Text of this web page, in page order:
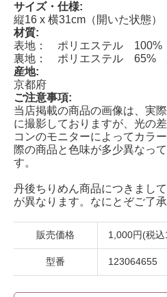
サイズ・仕様:
縦16 x 横31cm（開いた状態）
材質:
表地： ポリエステル 100%
裏地： ポリエステル
産地:
京都府
ご注意事項:
当店掲載の商品の画像は、実
に撮影しておりますが、光の
コンのモニターによってカラ
際の商品と色味が多少異なっ
す。
丹後ちりめん商品につきまし
が異なります。なにとぞご了承
販売価格 1,000円(税
型番 123064655